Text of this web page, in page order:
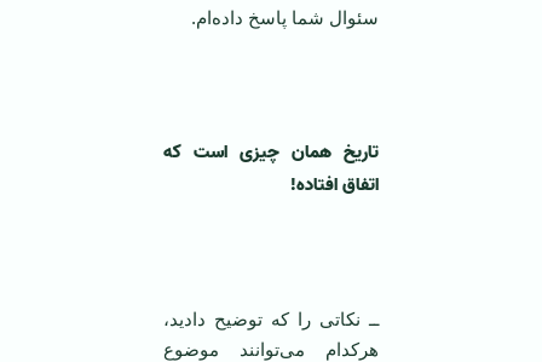
سئوال شما پاسخ داده‌ام.
تاریخ‌‌ همان چیزی است که
اتفاق افتاده!
ــ نکاتی را که توضیح دادید،
هرکدام می‌توانند موضوع